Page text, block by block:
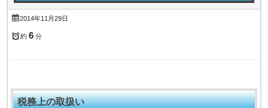
2014年11月29日
約 6分
税務上の取扱い